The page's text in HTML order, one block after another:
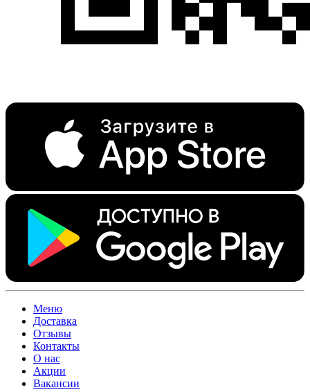
Меню
Доставка
Отзывы
Контакты
О нас
Акции
Вакансии